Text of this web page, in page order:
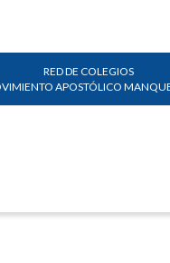
RED DE COLEGIOS
APOSTÓLICO